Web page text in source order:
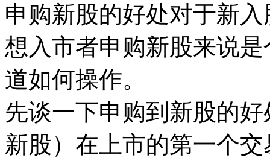
申购新股的好处对于新
想入市者申购新股来说
道如何操作。
先谈一下申购到新股的
新股）在上市的第一个